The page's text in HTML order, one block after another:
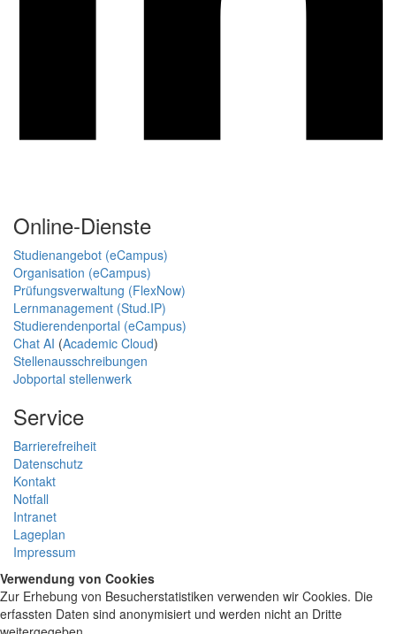
Online-Dienste
Studienangebot (eCampus)
Organisation (eCampus)
Prüfungsverwaltung (FlexNow)
Lernmanagement (Stud.IP)
Studierendenportal (eCampus)
Chat AI (Academic Cloud)
Stellenausschreibungen
Jobportal stellenwerk
Service
Barrierefreiheit
Datenschutz
Kontakt
Notfall
Intranet
Lageplan
Impressum
Verwendung von Cookies
Zur Erhebung von Besucherstatistiken verwenden wir Cookies. Die
erfassten Daten sind anonymisiert und werden nicht an Dritte